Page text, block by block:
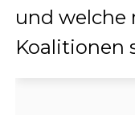
und welche
Koalitionen